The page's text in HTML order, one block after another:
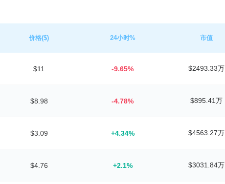
价格($) 24小时% 市值
$11 -9.65% $2493.33万
$8.98 -4.78% $895.41万
$3.09 +4.34% $4563.27万
$4.76 +2.1% $3031.84万